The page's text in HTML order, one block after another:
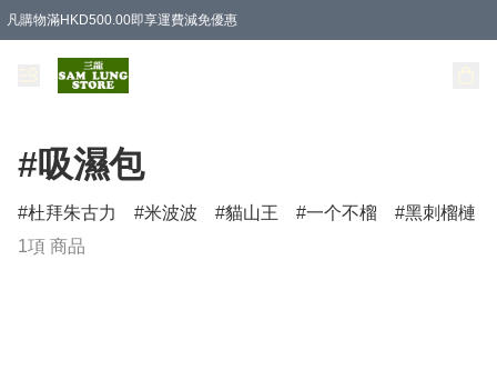
凡購物滿HKD500.00即享運費減免優惠
#吸濕包
杜拜朱古力 米波波 貓山王 一个不榴
黑刺榴槤
1項 商品